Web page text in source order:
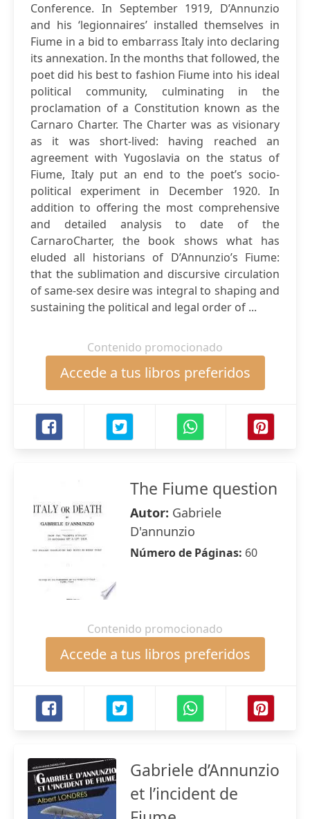
Conference. In September 1919, D’Annunzio
and his ‘legionnaires’ installed themselves in
Fiume in a bid to embarrass Italy into declaring
its annexation. In the months that followed, the
poet did his best to fashion Fiume into his ideal
political community, culminating in the
proclamation of a Constitution known as the
Carnaro Charter. The Charter was as visionary
as it was short-lived: having reached an
agreement with Yugoslavia on the status of
Fiume, Italy put an end to the poet’s socio-
political experiment in December 1920. In
addition to offering the most comprehensive
and detailed analysis to date of the
CarnaroCharter, the book shows what has
eluded all historians of D’Annunzio’s Fiume:
that the sublimation and discursive circulation
of same-sex desire was integral to shaping and
sustaining the political and legal order of ...
Contenido promocionado
Accede a tus libros preferidos
The Fiume question
Autor: Gabriele
D'annunzio
Número de Páginas: 60
Contenido promocionado
Accede a tus libros preferidos
Gabriele d’Annunzio
et l’incident de